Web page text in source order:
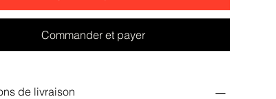
Commander et payer
de livraison